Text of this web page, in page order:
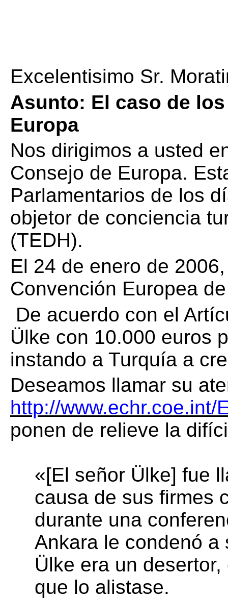
Excelentisimo Sr.
Asunto: El caso de
Europa
Nos dirigimos a usted
Consejo de Europa.
Parlamentarios de los
objetor de conciencia
(TEDH).
El 24 de enero de
Convención Europea
De acuerdo con el
Ülke con 10.000 euros
instando a Turquía a
Deseamos llamar su
http://www.echr.coe.int/
ponen de relieve la
«[El señor Ülke] fue
causa de sus firmes
durante una
Ankara le condenó a
Ülke era un
que lo alistase.